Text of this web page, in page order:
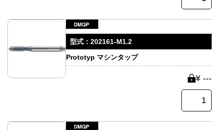
型式： 202161-M1.2
Prototyp マシンタップ
¥ ---